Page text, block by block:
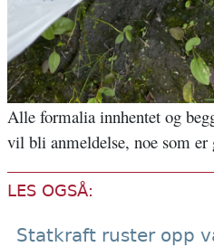
Alle formalia innhentet og
vil bli anmeldelse, noe som er
LES OGSÅ:
Statkraft ruster opp